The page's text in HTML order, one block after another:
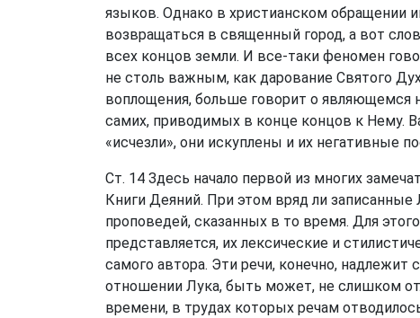
языков. Однако в христианском обращении
возвращаться в священный город, а вот
всех концов земли. И все-таки феномен
не столь важным, как дарование Святого
воплощения, больше говорит о
самих, приводимых в конце концов к Нему.
«исчезли», они искуплены и их негативные
Ст. 14 Здесь начало первой из многих
Книги Деяний. При этом вряд ли
проповедей, сказанных в то время. Для
представляется, их лексические и
самого автора. Эти речи, конечно,
отношении Лука, быть может, не слишком
времени, в трудах которых речам